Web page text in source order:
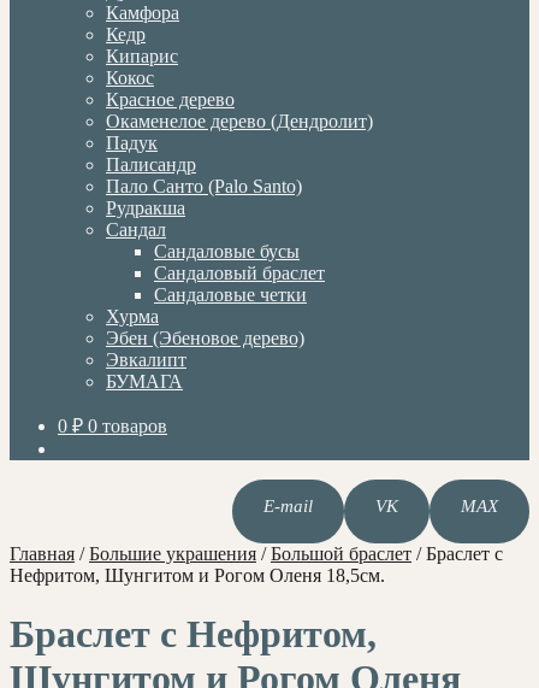
Камфора
Кедр
Кипарис
Кокос
Красное дерево
Окаменелое дерево (Дендролит)
Падук
Палисандр
Пало Санто (Palo Santo)
Рудракша
Сандал
Сандаловые бусы
Сандаловый браслет
Сандаловые четки
Хурма
Эбен (Эбеновое дерево)
Эвкалипт
БУМАГА
0 ₽ 0 товаров
E-mail VK MAX
Главная /Большие украшения /Большой браслет /Браслет с
Нефритом, Шунгитом и Рогом Оленя 18,5см.
Браслет с Нефритом,
Шунгитом и Рогом Оленя